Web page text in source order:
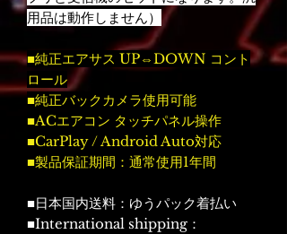
用品は動作しません）
■純正エアサス UP⇔DOWN コント
ロール
■純正バックカメラ使用可能
■ACエアコン タッチパネル操作
■CarPlay / Android Auto対応
■製品保証期間：通常使用1年間
■日本国内送料：ゆうパック着払い
■International shipping：